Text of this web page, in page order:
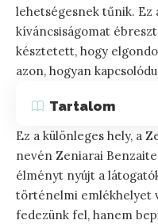
lehetségesnek tűnik. Ez
kíváncsiságomat
késztetett, hogy
azon, hogyan
Tartalom
Ez a különleges hely, a
nevén Zeniarai
élményt nyújt a
történelmi emlékhelyet
fedezünk fel, hanem